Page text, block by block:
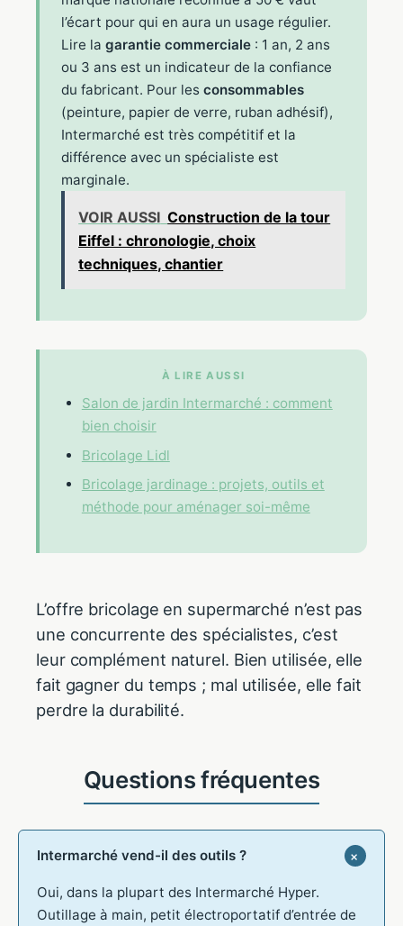
l’écart pour qui en aura un usage régulier.
Lire la garantie commerciale : 1 an, 2 ans
ou 3 ans est un indicateur de la confiance
du fabricant. Pour les consommables
(peinture, papier de verre, ruban adhésif),
Intermarché est très compétitif et la
différence avec un spécialiste est
marginale.
VOIR AUSSI Construction de la tour
Eiffel : chronologie, choix
techniques, chantier
À LIRE AUSSI
Salon de jardin Intermarché : comment
bien choisir
Bricolage Lidl
Bricolage jardinage : projets, outils et
méthode pour aménager soi-même
L’offre bricolage en supermarché n’est pas
une concurrente des spécialistes, c’est
leur complément naturel. Bien utilisée, elle
fait gagner du temps ; mal utilisée, elle fait
perdre la durabilité.
Intermarché vend-il des outils ?
Oui, dans la plupart des Intermarché Hyper.
Outillage à main, petit électroportatif d’entrée de